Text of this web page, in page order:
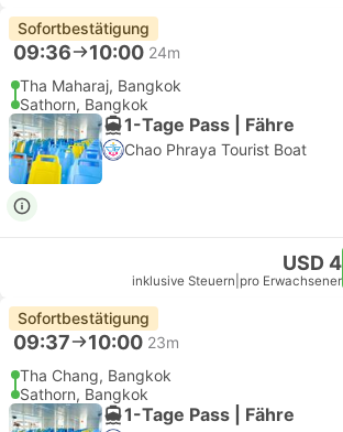
Sofortbestätigung
09:36 10:00 24m
Tha Maharaj, Bangkok
Sathorn, Bangkok
1-Tage Pass | Fähre
Chao Phraya Tourist Boat
USD 4
inklusive Steuern pro Erwachsener
Sofortbestätigung
09:37 10:00 23m
Tha Chang, Bangkok
Sathorn, Bangkok
1-Tage Pass | Fähre